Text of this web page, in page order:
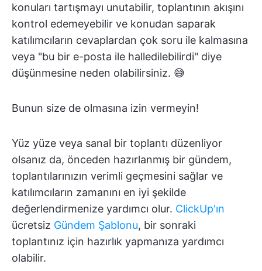
konuları tartışmayı unutabilir, toplantının akışını
kontrol edemeyebilir ve konudan saparak
katılımcıların cevaplardan çok soru ile kalmasına
veya "bu bir e-posta ile halledilebilirdi" diye
düşünmesine neden olabilirsiniz. 😅
Bunun size de olmasına izin vermeyin!
Yüz yüze veya sanal bir toplantı düzenliyor
olsanız da, önceden hazırlanmış bir gündem,
toplantılarınızın verimli geçmesini sağlar ve
katılımcıların zamanını en iyi şekilde
değerlendirmenize yardımcı olur. ClickUp'ın
ücretsiz Gündem Şablonu, bir sonraki
toplantınız için hazırlık yapmanıza yardımcı
olabilir.